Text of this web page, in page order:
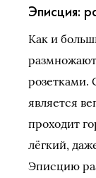
Эписция:
Как и
является
проходит
лёгкий,
Эписцию